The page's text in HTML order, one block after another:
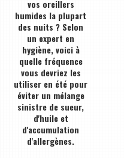
vos oreillers
humides la plupart
des nuits ? Selon
un expert en
hygiène, voici à
quelle fréquence
vous devriez les
utiliser en été pour
éviter un mélange
sinistre de sueur,
d'huile et
d'accumulation
d'allergènes.